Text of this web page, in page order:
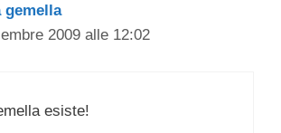
gemella
2009 alle 12:02
esiste!